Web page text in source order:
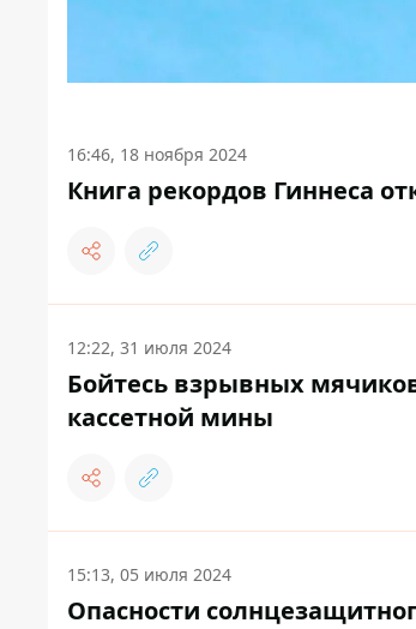
16:46, 18 ноября 2024
Книга рекордов Гиннеса
12:22, 31 июля 2024
Бойтесь взрывных
кассетной мины
15:13, 05 июля 2024
Опасности